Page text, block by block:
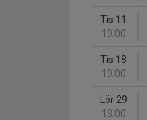
Tis 11
19:00
Tis 18
19:00
Lör 29
13:00